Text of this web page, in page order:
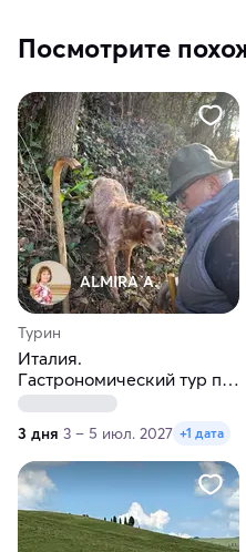
Посмотрите
ALMIRA A.
Турин
Италия.
Гастрономический тур по
Пьемонту
3 дня 3 – 5 июл. 2027 +1 дата